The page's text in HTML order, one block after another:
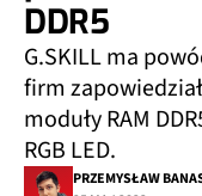
DDR5
G.SKILL ma
firm
moduły RAM
RGB LED.
PRZEMYSŁAW